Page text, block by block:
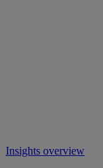
Insights overview